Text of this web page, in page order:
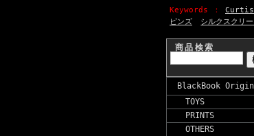
Keywords
ピンズ
シルクスクリ
商品検索
BlackBook
TOYS
PRINTS
OTHERS